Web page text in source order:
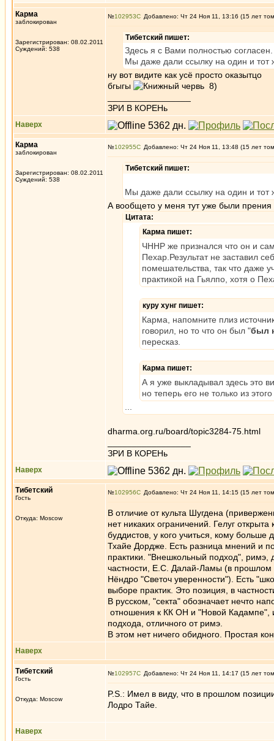
Карма
заблокирован
Зарегистрирован: 08.02.2011
Суждений: 538
№102953 Добавлено: Чт 24 Ноя 11, 13:16 (15 лет
Тибетский пишет:
Здесь я с Вами полностью согласен.
Мы даже дали ссылку на один и тот
ну вот видите как усё просто оказытцо
бгыгы
8)
ЗРИ В КОРЕНь
Наверх
Карма
заблокирован
Зарегистрирован: 08.02.2011
Суждений: 538
№102955 Добавлено: Чт 24 Ноя 11, 13:48 (15 лет
Тибетский пишет:
Мы даже дали ссылку на один и тот
А вообщето у меня тут уже были прения
Цитата:
Карма пишет:
ЧННР же признался что он и
Пехар.Результат не заставил
помешательства, так что даже
практикой на Гьялпо, хотя о
куру хунг пишет:
Карма, напомните плиз
говорил, но то что он был "был
пересказ.
Карма пишет:
А я уже выкладывал здесь это
но теперь его не только из
dharma.org.ru/board/topic3284-75.html
ЗРИ В КОРЕНь
Наверх
Тибетский
Гость
Откуда: Moscow
№102956 Добавлено: Чт 24 Ноя 11, 14:15 (15 лет
В отличие от культа Шугдена
нет никаких ограничений. Гелуг
буддистов, у кого учиться, кому
Тхайе Дордже. Есть разница мнений и
практики. "Внешкольный подход", римэ,
частности, Е.С. Далай-Ламы (в прошлом
Нёндро "Светоч уверенности"). Есть
выборе практик. Это позиция, в
В русском, "секта" обозначает нечто
отношения к КК ОН и "Новой Кадампе",
подхода, отличного от римэ.
В этом нет ничего обидного. Простая
Наверх
Тибетский
Гость
Откуда: Moscow
№102957 Добавлено: Чт 24 Ноя 11, 14:17 (15 лет
P.S.: Имел в виду, что в прошлом
Лодро Тайе.
Наверх